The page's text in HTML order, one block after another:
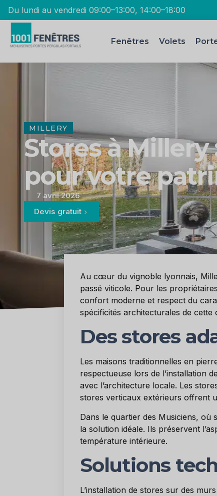
Du lundi au vendredi 09:00–13:00, 14:00–18:00
Fenêtres Volets
MILLERY
Stores à
pour votre
7 avril 2026
Devis gratuit
Au cœur du vignoble lyonnais,
passé viticole. Pour les
confort moderne et respect du
spécificités architecturales de cette
Des stores
Les maisons traditionnelles en
respectueuse lors de l’installation
avec l’architecture locale. Les
stores verticaux extérieurs offrent
Dans le quartier des Musiciens,
la solution idéale. Ils préservent
température intérieure.
Solutions
L’installation de stores sur des